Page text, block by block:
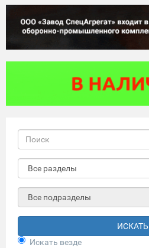
ИСКАТЬ
Искать везде